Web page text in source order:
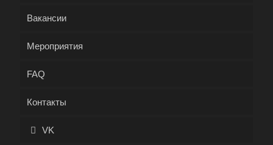
Вакансии
Мероприятия
FAQ
Контакты
VK